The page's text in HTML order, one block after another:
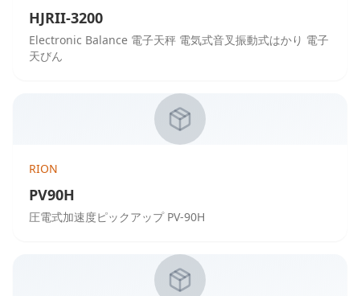
HJRII-3200
Electronic Balance 電子天秤 電気式音叉振動式はかり 電子
天びん
RION
PV90H
圧電式加速度ピックアップ PV-90H